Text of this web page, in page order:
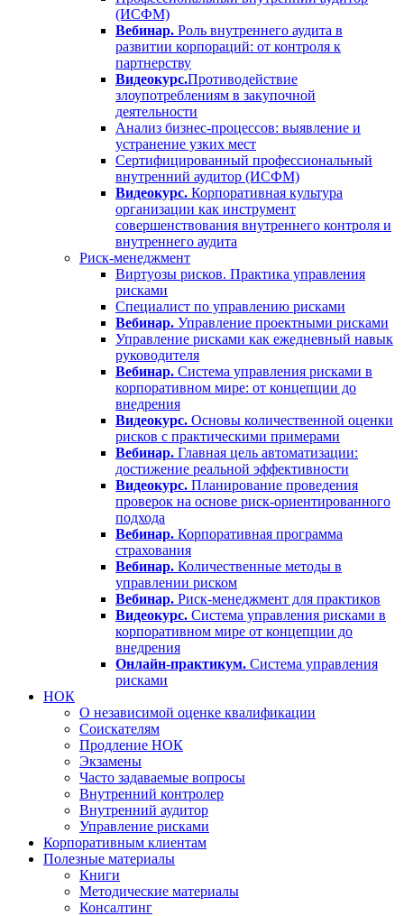
(ИСФМ)
Вебинар. Роль внутреннего аудита в
развитии корпораций: от контроля к
партнерству
Видеокурс.Противодействие
злоупотреблениям в закупочной
деятельности
Анализ бизнес-процессов: выявление и
устранение узких мест
Сертифицированный профессиональный
внутренний аудитор (ИСФМ)
Видеокурс. Корпоративная культура
организации как инструмент
совершенствования внутреннего контроля и
внутреннего аудита
Риск-менеджмент
Виртуозы рисков. Практика управления
рисками
Специалист по управлению рисками
Вебинар. Управление проектными рисками
Управление рисками как ежедневный навык
руководителя
Вебинар. Система управления рисками в
корпоративном мире: от концепции до
внедрения
Видеокурс. Основы количественной оценки
рисков с практическими примерами
Вебинар. Главная цель автоматизации:
достижение реальной эффективности
Видеокурс. Планирование проведения
проверок на основе риск-ориентированного
подхода
Вебинар. Корпоративная программа
страхования
Вебинар. Количественные методы в
управлении риском
Вебинар. Риск-менеджмент для практиков
Видеокурс. Система управления рисками в
корпоративном мире от концепции до
внедрения
Онлайн-практикум. Система управления
рисками
НОК
О независимой оценке квалификации
Соискателям
Продление НОК
Экзамены
Часто задаваемые вопросы
Внутренний контролер
Внутренний аудитор
Управление рисками
Корпоративным клиентам
Полезные материалы
Книги
Методические материалы
Консалтинг